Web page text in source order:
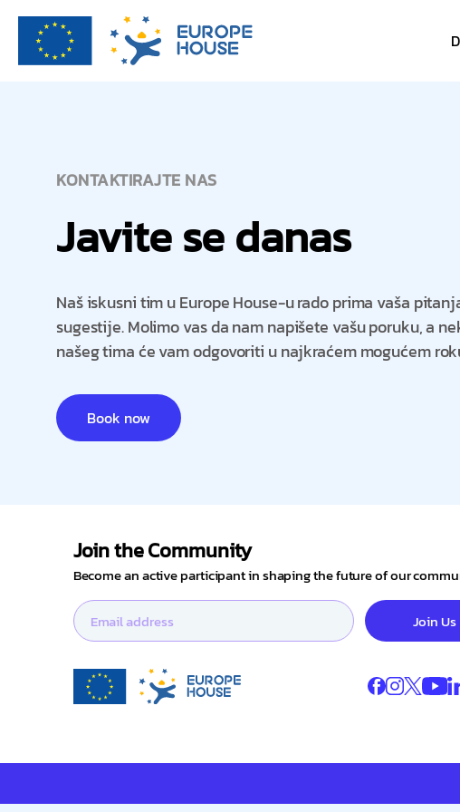
KONTAKTIRAJTE NAS
Javite se danas
Naš iskusni tim u Europe House-u rado prima vaša
sugestije. Molimo vas da nam napišete vašu poruku, a
našeg tima će vam odgovoriti u najkraćem mogućem
Book now
Join the Community
Become an active participant in shaping the future of our
Join Us